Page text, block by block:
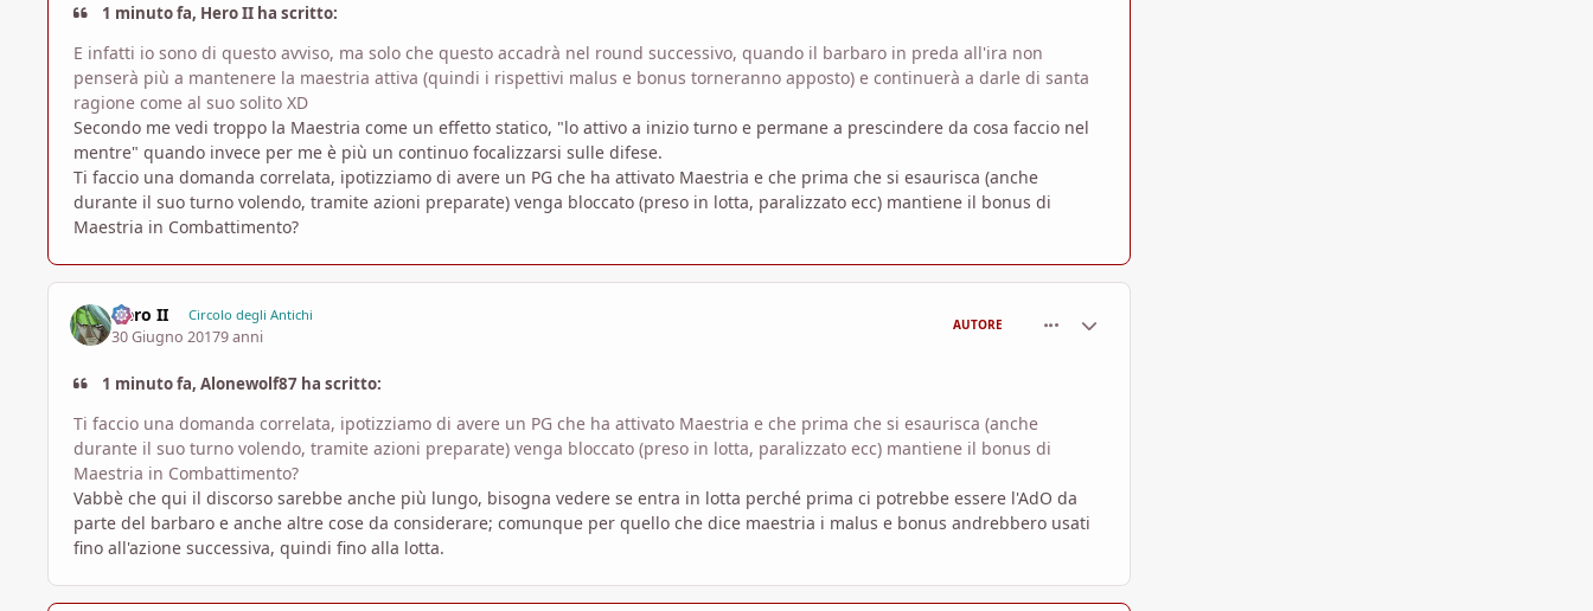
1 minuto fa, Hero II ha scritto:
E infatti io sono di questo avviso, ma solo che questo accadrà nel round successivo, quando il barbaro in preda all'ira non
penserà più a mantenere la maestria attiva (quindi i rispettivi malus e bonus torneranno apposto) e continuerà a darle di santa
ragione come al suo solito XD
Secondo me vedi troppo la Maestria come un effetto statico, "lo attivo a inizio turno e permane a prescindere da cosa faccio nel
mentre" quando invece per me è più un continuo focalizzarsi sulle difese.
Ti faccio una domanda correlata, ipotizziamo di avere un PG che ha attivato Maestria e che prima che si esaurisca (anche
durante il suo turno volendo, tramite azioni preparate) venga bloccato (preso in lotta, paralizzato ecc) mantiene il bonus di
Maestria in Combattimento?
Hero II Circolo degli Antichi
30 Giugno 20179 anni
AUTORE
1 minuto fa, Alonewolf87 ha scritto:
Ti faccio una domanda correlata, ipotizziamo di avere un PG che ha attivato Maestria e che prima che si esaurisca (anche
durante il suo turno volendo, tramite azioni preparate) venga bloccato (preso in lotta, paralizzato ecc) mantiene il bonus di
Maestria in Combattimento?
Vabbè che qui il discorso sarebbe anche più lungo, bisogna vedere se entra in lotta perché prima ci potrebbe essere l'AdO da
parte del barbaro e anche altre cose da considerare; comunque per quello che dice maestria i malus e bonus andrebbero usati
fino all'azione successiva, quindi fino alla lotta.